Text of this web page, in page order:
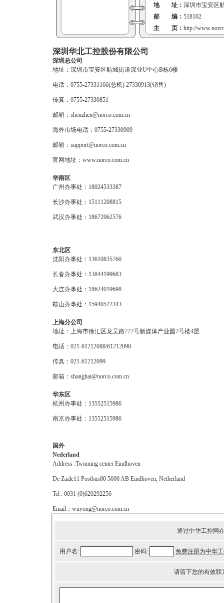
地 址： 深圳市宝安区
邮 编： 518102
主 页： http://
深圳华北工控股份有限公司
深圳总公司
地址：深圳市宝安区航城街道深业U中心B栋6楼
电话：0755-27331166(总机) 27330913(销售)
传真：0755-27330851
邮箱：shenzhen@norco.com.cn
海外市场电话：0755-27330909
邮箱：support@norco.com.cn
官网地址： www.norco.com.cn
华南区
广州办事处：18024533387
长沙办事处：15111208815
武汉办事处：18672962576
东北区
沈阳办事处：13610835760
长春办事处：13844199683
大连办事处：18624019698
鞍山办事处：15940522343
上海分公司
地址：上海市徐汇区龙吴路777号新媒体产业园7号楼4层
电话：021-61212088/61212098
传真：021-61212099
邮箱：shanghai@norco.com.cn
华东区
杭州办事处：13552515986
南京办事处：13552515986
国外
Nederland
Address :Twinning center Eindhoven
De Zaale11 Postbus80 5600 AB Eindhoven, Netherland
Tel : 0031 (0)620292256
Email：wuyong@norco.com.cn
通过中华工控网
用户名: 密码: 免费注册为中华
请留下您的有效